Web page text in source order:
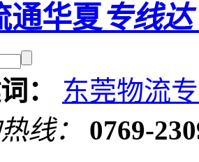
通华夏 专线
：
东莞物流
线：
0769-